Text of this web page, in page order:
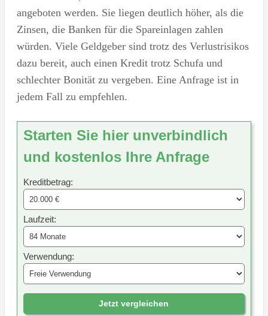
angeboten werden. Sie liegen deutlich höher, als die
Zinsen, die Banken für die Spareinlagen zahlen
würden. Viele Geldgeber sind trotz des Verlustrisikos
dazu bereit, auch einen Kredit trotz Schufa und
schlechter Bonität zu vergeben. Eine Anfrage ist in
jedem Fall zu empfehlen.
Starten Sie hier unverbindlich
und kostenlos Ihre Anfrage
Kreditbetrag:
Laufzeit:
Verwendung:
Jetzt vergleichen